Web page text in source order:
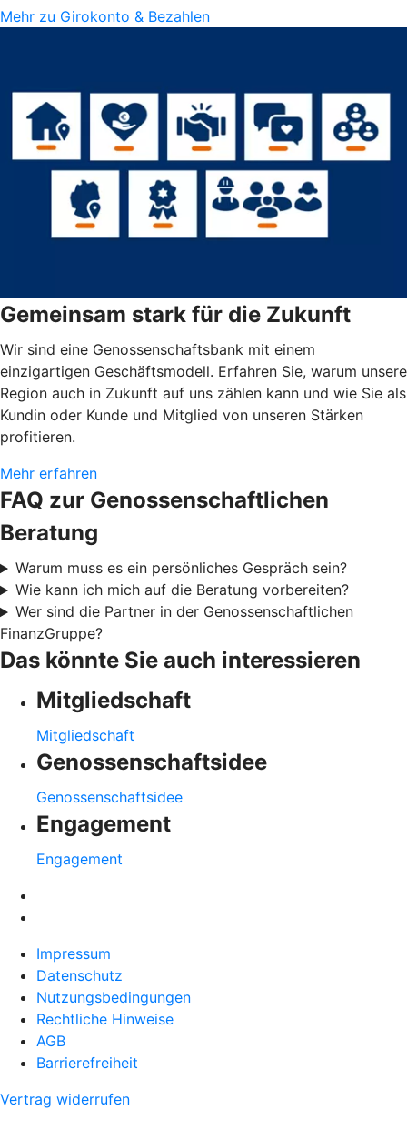
Mehr zu Girokonto & Bezahlen
Gemeinsam stark für die Zukunft
Wir sind eine Genossenschaftsbank mit einem
einzigartigen Geschäftsmodell. Erfahren Sie, warum unsere
Region auch in Zukunft auf uns zählen kann und wie Sie als
Kundin oder Kunde und Mitglied von unseren Stärken
profitieren.
Mehr erfahren
FAQ zur Genossenschaftlichen
Beratung
Warum muss es ein persönliches Gespräch sein?
Wie kann ich mich auf die Beratung vorbereiten?
Wer sind die Partner in der Genossenschaftlichen
FinanzGruppe?
Das könnte Sie auch interessieren
Mitgliedschaft
Mitgliedschaft
Genossenschaftsidee
Genossenschaftsidee
Engagement
Engagement
Impressum
Datenschutz
Nutzungsbedingungen
Rechtliche Hinweise
AGB
Barrierefreiheit
Vertrag widerrufen